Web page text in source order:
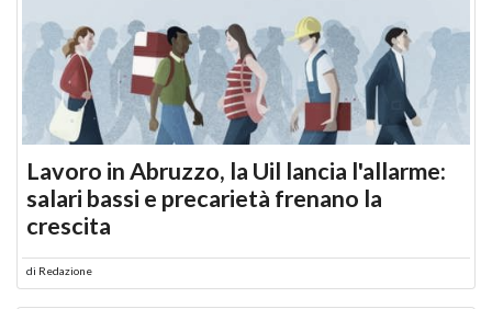
Lavoro in Abruzzo, la Uil lancia l'allarme:
salari bassi e precarietà frenano la
crescita
di Redazione